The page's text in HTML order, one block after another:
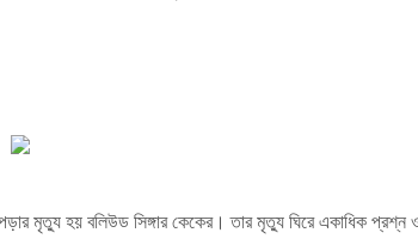
মৃত্যু হয় বলিউড সিঙ্গার কেকের। তার মৃত্যু ঘিরে একাধিক